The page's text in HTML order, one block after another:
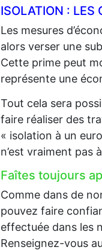
ISOLATION : LES
Les mesures
alors verser une
Cette prime peut
représente une
Tout cela sera
faire réaliser des
« isolation à un
n’est vraiment pas
Faîtes toujours
Comme dans de
pouvez faire
effectuée dans les
Renseignez-vous